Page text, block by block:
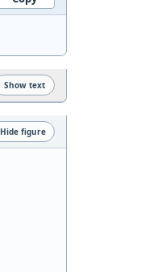
Show text
Hide figure